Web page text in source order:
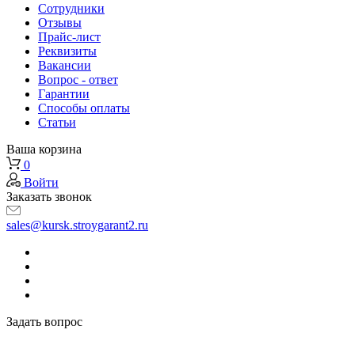
Сотрудники
Отзывы
Прайс-лист
Реквизиты
Вакансии
Вопрос - ответ
Гарантии
Способы оплаты
Статьи
Ваша корзина
0
Войти
Заказать звонок
sales@kursk.stroygarant2.ru
Задать вопрос